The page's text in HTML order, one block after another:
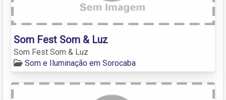
Som Fest Som & Luz
Som Fest Som & Luz
Som e Iluminação em Sorocaba